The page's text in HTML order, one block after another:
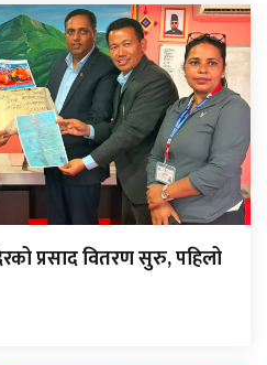
प्रसाद वितरण सुरु, पहिलो